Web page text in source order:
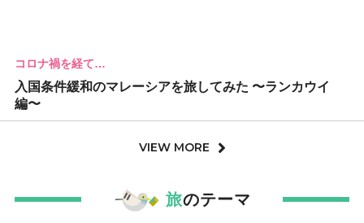
コロナ禍を経て…
入国条件緩和のマレーシアを旅してみた 〜ランカウイ
編〜
VIEW MORE
旅のテーマ